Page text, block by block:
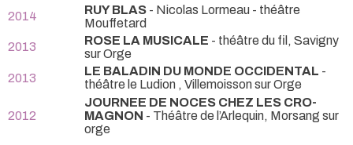
2014
RUY BLAS - Nicolas Lormeau - théâtre
Mouffetard
2013
ROSE LA MUSICALE - théâtre du fil, Savigny
sur Orge
2013
LE BALADIN DU MONDE OCCIDENTAL -
théâtre le Ludion , Villemoisson sur Orge
2012
JOURNEE DE NOCES CHEZ LES CRO-
MAGNON - Théâtre de l’Arlequin, Morsang sur
orge